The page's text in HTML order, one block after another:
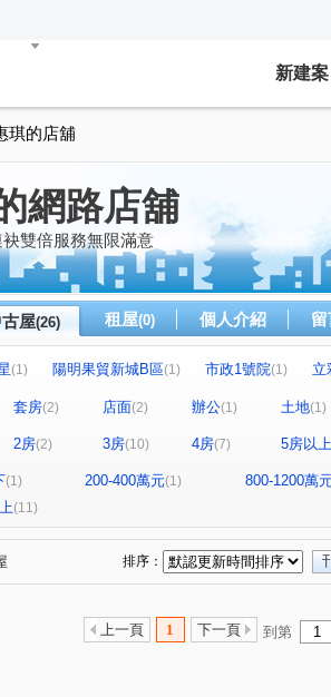
新建案
琪的店舖
網路店舖
雙倍服務無限滿意
屋(26) 租屋(0) 個人介紹
(1) 陽明果貿新城B區(1) 市政1號院(1)
立
/寶輝VILLAGE2
瑞聯天地I區
亞洲商
(1) 鄉林綠世界(1) 長國臻品 (1)
富麗家園
上安路(1) 黎明路三段(1)
建
(1)
(1) 文山路(1) 逢明街(1) 中山路一段(1)
三塊巷(1) 崁頂路(1)
樹人
宋厝巷(1) 皇城街(2)
套房(2) 店面(2) 辦公(1) 土地(1)
2房(2) 3房(10) 4房(7) 5房以上
(1) 200-400萬元(1)
800-1200萬
(11)
排序：
上一頁 1 下一頁 到第